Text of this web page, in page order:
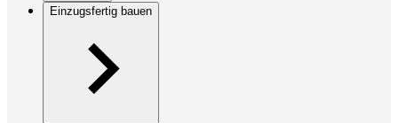
Einzugsfertig bauen